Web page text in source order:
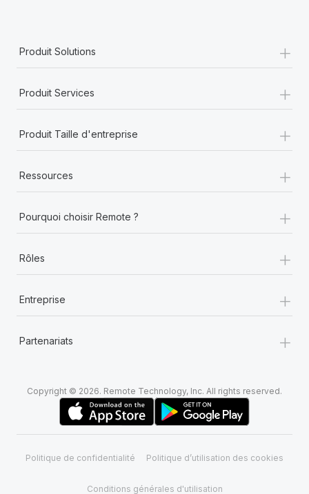
Produit Solutions +
Produit Services +
Produit Taille d'entreprise +
Ressources +
Pourquoi choisir Remote ? +
Rôles +
Entreprise +
Partenariats +
Copyright © 2026. Remote Technology, Inc. All rights reserved.
Politique de confidentialité Politique d’utilisation des cookies
Conditions générales d'utilisation